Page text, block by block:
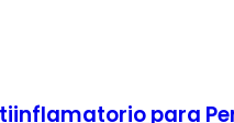
para